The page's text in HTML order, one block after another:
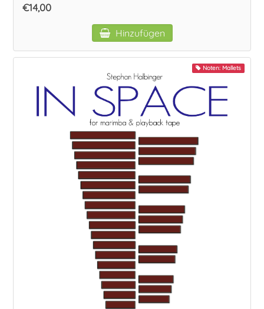
€14,00
Hinzufügen
Noten: Mallets